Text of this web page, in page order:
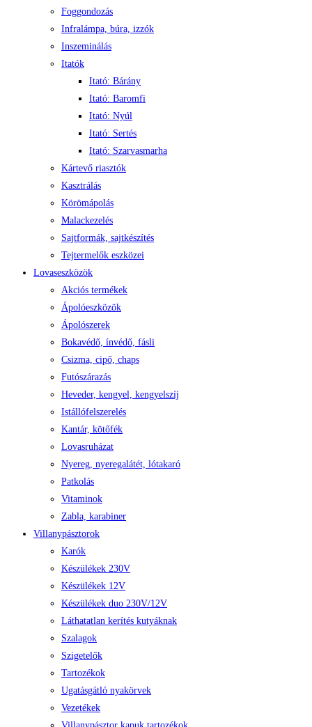
Foggondozás
Infralámpa, búra, izzók
Inszeminálás
Itatók
Itató: Bárány
Itató: Baromfi
Itató: Nyúl
Itató: Sertés
Itató: Szarvasmarha
Kártevő riasztók
Kasztrálás
Körömápolás
Malackezelés
Sajtformák, sajtkészítés
Tejtermelők eszközei
Lovaseszközök
Akciós termékek
Ápolóeszközök
Ápolószerek
Bokavédő, ínvédő, fásli
Csizma, cipő, chaps
Futószárazás
Heveder, kengyel, kengyelszíj
Istállófelszerelés
Kantár, kötőfék
Lovasruházat
Nyereg, nyeregalátét, lótakaró
Patkolás
Vitaminok
Zabla, karabiner
Villanypásztorok
Karók
Készülékek 230V
Készülékek 12V
Készülékek duo 230V/12V
Láthatatlan kerítés kutyáknak
Szalagok
Szigetelők
Tartozékok
Ugatásgátló nyakörvek
Vezetékek